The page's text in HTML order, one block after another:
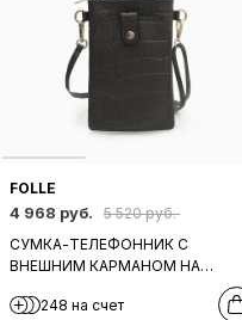
FOLLE
4 968 руб.
5 520 руб.
СУМКА-ТЕЛЕФОННИК С
ВНЕШНИМ КАРМАНОМ НА
КОЖЕ СО ШТАМПОМ
248 на счет